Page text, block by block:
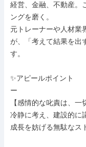
経営、金融、不動産。
ングを磨く。
元トレーナーや人材業
が、「考えて結果を出
す。
✨アピールポイント
ー
【感情的な叱責は、一
冷静に考え、建設的に
成長を妨げる無駄なス